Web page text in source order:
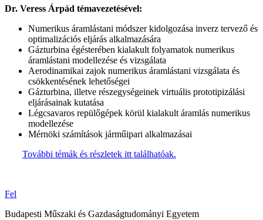
Dr. Veress Árpád témavezetésével:
Numerikus áramlástani módszer kidolgozása inverz tervező és
optimalizációs eljárás alkalmazására
Gázturbina égésterében kialakult folyamatok numerikus
áramlástani modellezése és vizsgálata
Aerodinamikai zajok numerikus áramlástani vizsgálata és
csökkentésének lehetőségei
Gázturbina, illetve részegységeinek virtuális prototipizálási
eljárásainak kutatása
Légcsavaros repülőgépek körül kialakult áramlás numerikus
modellezése
Mérnöki számítások járműipari alkalmazásai
További témák és részletek itt találhatóak.
Fel
Budapesti Műszaki és Gazdaságtudományi Egyetem